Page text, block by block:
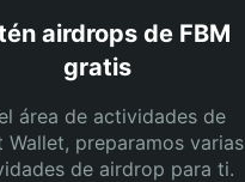
airdrops de FBM
gratis
área de actividades de
Wallet, preparamos varias
de airdrop para ti.